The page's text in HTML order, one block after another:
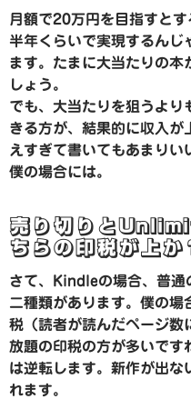
月額で20万円を目指すと
半年くらいで実現するんじ
ます。たまに大当たりの本
しょう。
でも、大当たりを狙うより
きる方が、結果的に収入が
えすぎて書いてもあまりい
僕の場合には。
売り切りと
ちらの印税が上か
さて、Kindleの場合、普通
二種類があります。僕の場
税（読者が読んだページ数
放題の印税の方が多いです
は逆転します。新作が出な
れます。